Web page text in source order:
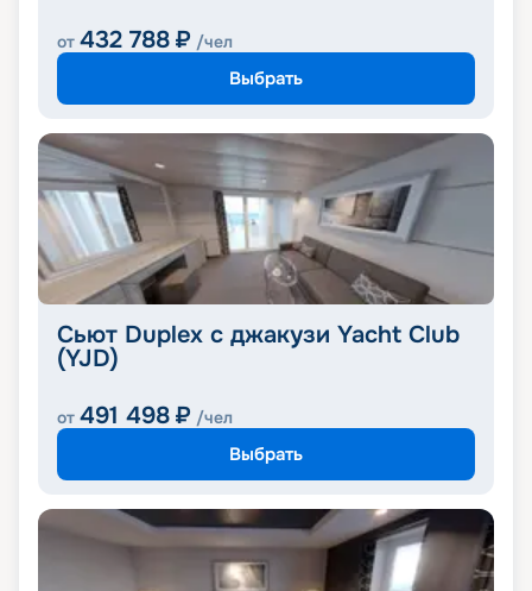
от 432 788 ₽ /чел
Выбрать
Сьют Duplex с джакузи Yacht Club
(YJD)
от 491 498 ₽ /чел
Выбрать